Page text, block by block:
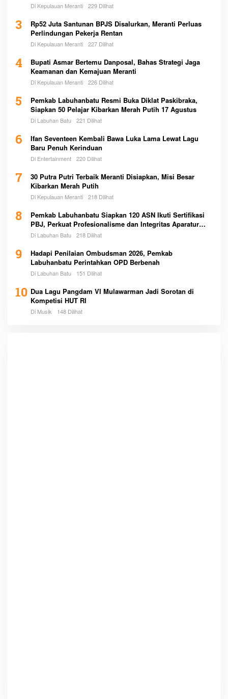
Di Kepulauan Meranti 229 Dilihat
3
Rp52 Juta Santunan BPJS Disalurkan, Meranti Perluas
Perlindungan Pekerja Rentan
Di Kepulauan Meranti 227 Dilihat
4
Bupati Asmar Bertemu Danposal, Bahas Strategi Jaga
Keamanan dan Kemajuan Meranti
Di Kepulauan Meranti 226 Dilihat
5
Pemkab Labuhanbatu Resmi Buka Diklat Paskibraka,
Siapkan 50 Pelajar Kibarkan Merah Putih 17 Agustus
Di Labuhan Batu 221 Dilihat
6
Ifan Seventeen Kembali Bawa Luka Lama Lewat Lagu
Baru Penuh Kerinduan
Di Entertainment 220 Dilihat
7
30 Putra Putri Terbaik Meranti Disiapkan, Misi Besar
Kibarkan Merah Putih
Di Kepulauan Meranti 218 Dilihat
8
Pemkab Labuhanbatu Siapkan 120 ASN Ikuti Sertifikasi
PBJ, Perkuat Profesionalisme dan Integritas Aparatur
Pemerintah
Di Labuhan Batu 218 Dilihat
9
Hadapi Penilaian Ombudsman 2026, Pemkab
Labuhanbatu Perintahkan OPD Berbenah
Di Labuhan Batu 151 Dilihat
10 Dua Lagu Pangdam VI Mulawarman Jadi Sorotan di
Kompetisi HUT RI
Di Musik 148 Dilihat